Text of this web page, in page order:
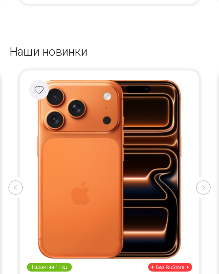
Наши новинки
Гарантия 1 год